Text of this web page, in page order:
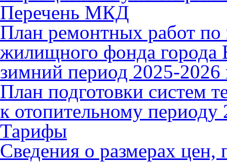
Перечень МКД
План ремонтных работ по
жилищного фонда города
зимний период 2025-2026
План подготовки систем
к отопительному периоду
Тарифы
Сведения о размерах